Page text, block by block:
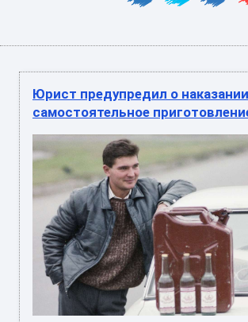
Юрист предупредил о
самостоятельное